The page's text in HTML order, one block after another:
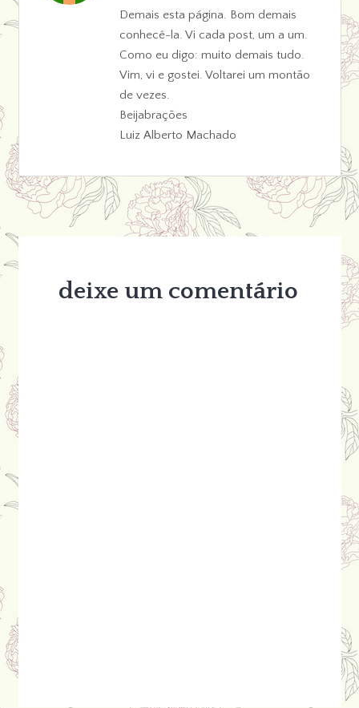
Demais esta página. Bom demais
conhecê-la. Vi cada post, um a um.
Como eu digo: muito demais tudo.
Vim, vi e gostei. Voltarei um montão
de vezes.
Beijabrações
Luiz Alberto Machado
deixe um comentário